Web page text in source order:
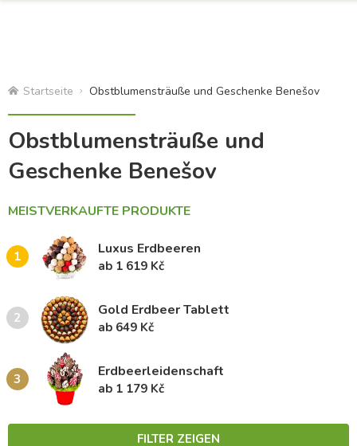
Startseite Obstblumensträuße und Geschenke Benešov
Obstblumensträuße und
Geschenke Benešov
MEISTVERKAUFTE PRODUKTE
1 Luxus Erdbeeren
ab 1 619 Kč
2 Gold Erdbeer Tablett
ab 649 Kč
3 Erdbeerleidenschaft
ab 1 179 Kč
FILTER ZEIGEN